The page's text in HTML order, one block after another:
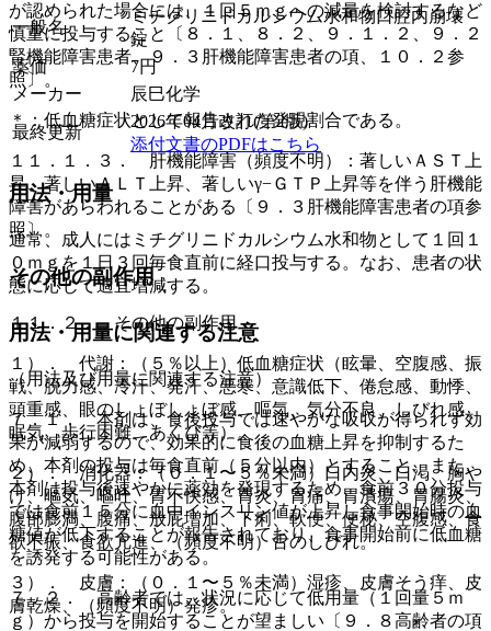
が認められた場合には、１回５ｍｇへの減量を検討するなど
慎重に投与すること〔８．１、８．２、９．１．２、９．２
腎機能障害患者、９．３肝機能障害患者の項、１０．２参
照〕。
＊：低血糖症状として報告された発現割合である。
１１．１．３． 肝機能障害（頻度不明）：著しいＡＳＴ上
昇、著しいＡＬＴ上昇、著しいγ−ＧＴＰ上昇等を伴う肝機能
障害があらわれることがある〔９．３肝機能障害患者の項参
照〕。
その他の副作用
１１．２． その他の副作用
１）． 代謝：（５％以上）低血糖症状（眩暈、空腹感、振
戦、脱力感、冷汗、発汗、悪寒、意識低下、倦怠感、動悸、
頭重感、眼のしょぼしょぼ感、嘔気、気分不良、しびれ感、
眠気、歩行困難、あくび等）。
２）． 消化器：（０．１〜５％未満）口内炎、口渇、胸や
け、嘔気、嘔吐、胃不快感、胃炎、胃痛、胃潰瘍、胃腸炎、
腹部膨満、腹痛、放屁増加、下痢、軟便、便秘、空腹感、食
欲不振、食欲亢進、（頻度不明）舌のしびれ。
３）． 皮膚：（０．１〜５％未満）湿疹、皮膚そう痒、皮
膚乾燥、（頻度不明）発疹。
一般名
ミチグリニドカルシウム水和物口腔内崩壊
錠
薬価
7円
メーカー
辰巳化学
最終更新
2026年04月改訂(第2版)
添付文書のPDFはこちら
用法・用量
通常、成人にはミチグリニドカルシウム水和物として１回１
０ｍｇを１日３回毎食直前に経口投与する。なお、患者の状
態に応じて適宜増減する。
用法・用量に関連する注意
（用法及び用量に関連する注意）
７．１． 本剤は、食後投与では速やかな吸収が得られず効
果が減弱するので、効果的に食後の血糖上昇を抑制するた
め、本剤の投与は毎食直前（５分以内）とすること。また、
本剤は投与後速やかに薬効を発現するため、食前３０分投与
では食前１５分に血中インスリン値が上昇し食事開始時の血
糖値が低下することが報告されており、食事開始前に低血糖
を誘発する可能性がある。
７．２． 高齢者では、状況に応じて低用量（１回量５ｍ
ｇ）から投与を開始することが望ましい〔９．８高齢者の項